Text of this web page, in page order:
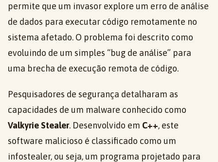
permite que um invasor explore um erro de análise
de dados para executar código remotamente no
sistema afetado. O problema foi descrito como
evoluindo de um simples “bug de análise” para
uma brecha de execução remota de código.
Pesquisadores de segurança detalharam as
capacidades de um malware conhecido como
Valkyrie Stealer. Desenvolvido em C++, este
software malicioso é classificado como um
infostealer, ou seja, um programa projetado para